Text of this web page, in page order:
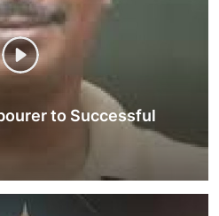
to Successful